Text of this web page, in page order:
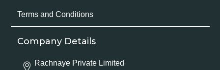
Terms and Conditions
Company Details
Rachnaye Private Limited